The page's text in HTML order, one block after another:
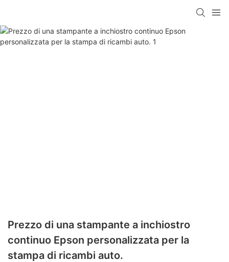
Prezzo di una stampante a inchiostro
continuo Epson personalizzata per la
stampa di ricambi auto.